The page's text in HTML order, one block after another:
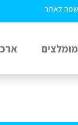
לאתר
מומלצים